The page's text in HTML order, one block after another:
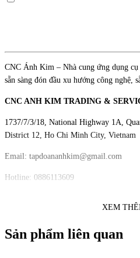
CNC Ánh Kim – Nhà cung ứng dụng
sẵn sàng đón đầu xu hướng công nghệ,
CNC ANH KIM TRADING &
1737/7/3/18, National Highway 1A,
District 12, Ho Chi Minh City, Vietnam
Email: tapdoananhkim@gmail.com
Hotline: 0886113609
XEM
Sản phẩm liên quan